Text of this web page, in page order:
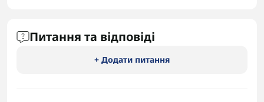
Питання та відповіді
+ Додати питання